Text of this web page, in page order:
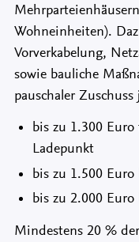
Wohneinheiten).
Vorverkabelung,
sowie bauliche
pauschaler
bis zu 1.300
Ladepunkt
bis zu 1.500
bis zu 2.000
Mindestens 20 %